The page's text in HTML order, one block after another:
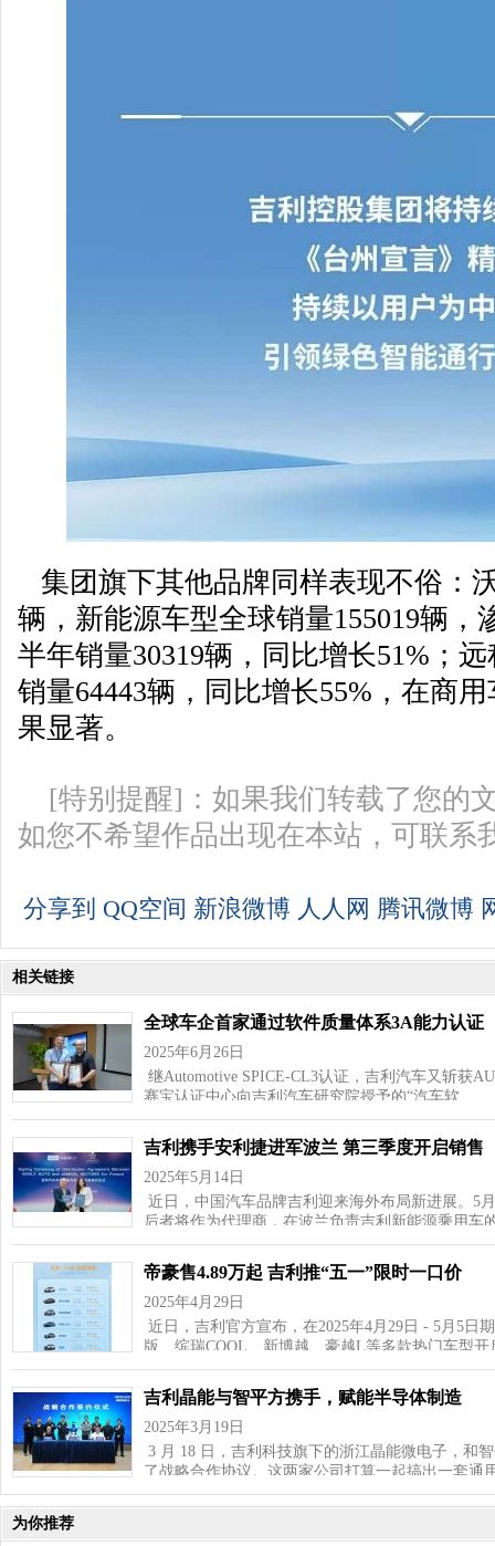
集团旗下其他品牌同样表现不俗：
辆，新能源车型全球销量155019辆，
半年销量30319辆，同比增长51%；
销量64443辆，同比增长55%，在商
果显著。
[特别提醒]：如果我们转载了您的
如您不希望作品出现在本站，可联系
分享到 QQ空间 新浪微博 人人网 腾讯微博
相关链接
全球车企首家通过软件质量体系3A能力认证
2025年6月26日
继Automotive SPICE-CL3认证，吉利汽车又斩获
赛宝认证中心向吉利汽车研究院授予的“汽车软…
吉利携手安利捷进军波兰 第三季度开启销售
2025年5月14日
近日，中国汽车品牌吉利迎来海外布局新进展。5
后者将作为代理商，在波兰负责吉利新能源乘用车
帝豪售4.89万起 吉利推“五一”限时一口价
2025年4月29日
近日，吉利官方宣布，在2025年4月29日 - 5月5日
版、缤瑞COOL、新博越、豪越L等多款热门车型
吉利晶能与智平方携手，赋能半导体制造
2025年3月19日
3 月 18 日，吉利科技旗下的浙江晶能微电子，和
了战略合作协议。这两家公司打算一起搞出一套通
为你推荐